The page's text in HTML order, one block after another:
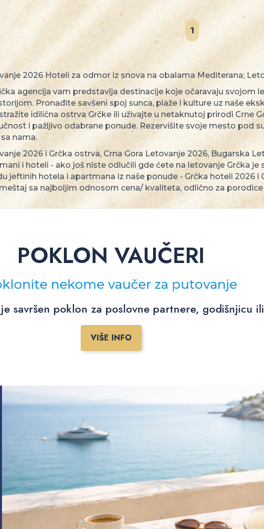
1
2026 Hoteli za odmor iz snova na obalama Mediterana;
agencija vam predstavlja destinacije koje očaravaju svojom
Pronađite savšeni spoj sunca, plaže i kulture uz naše
idilična ostrva Grčke ili uživajte u netaknutoj prirodi Crne
i pažljivo odabrane ponude. Rezervišite svoje mesto pod
nama.
2026 i Grčka ostrva, Crna Gora Letovanje 2026, Bugarska
i hoteli - ako još niste odlučili gde ćete na letovanje Grčka
jeftinih hotela i apartmana iz naše ponude - Grčka hoteli 2026 i
sa najboljim odnosom cena/ kvaliteta, odlično za
POKLON VAUČERI
nekome vaučer za putovanje
savršen poklon za poslovne partnere, godišnjicu
VIŠE INFO